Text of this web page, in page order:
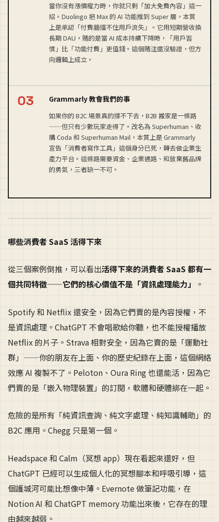
當你沒有漲價權力時，你就只剩「加大免費內容」這一
招。Duolingo 把 Max 的 AI 功能推到 Super 層，本質
上是承認「付費牆擋不住用戶流失」。它用短期營收換
長期 DAU，賭的是當 AI 成本持續下降時，「用戶習
慣」比「功能付費」更值錢。這個賭注還沒驗證，但方
向邏輯上成立。
Grammarly 教會我們的事
如果你的 B2C 場景真的撐不下去，B2B 搬家是一條路
——但只有少數玩家走得了。改名為 Superhuman、收
購 Coda 和 Superhuman Mail，本質上是 Grammarly
宣告「消費者寫作工具」這個身分已死，轉去做企業生
產力平台。這條路需要資金、企業通路、和放棄舊品牌
的勇氣，三者缺一不可。
哪些消費者 SaaS 活得下來
從三個案例倒推，可以看出活得下來的消費者 SaaS 都有一
個共同特徵——它們的核心價值不是「資訊處理能力」
。
Spotify 和 Netflix 還安全，因為它們賣的是內容授權，不
是資訊處理。ChatGPT 不會唱歌給你聽，也不能授權播放
Netflix 的片子。Strava 相對安全，因為它賣的是「運動社
群」——你的朋友在上面、你的歷史紀錄在上面，這個網絡
效應 AI 複製不了。Peloton、Oura Ring 也還能活，因為它
們賣的是「嵌入物理裝置」的訂閱，軟體和硬體綁在一起。
危險的是所有「純資訊查詢、純文字處理、純知識輔助」的
B2C 應用。Chegg 只是第一個。
Headspace 和 Calm（冥想 app）現在看起來還好，但
ChatGPT 已經可以生成個人化的冥想腳本和呼吸引導，這
個護城河可能比想像中薄。Evernote 做筆記功能，在
Notion AI 和 ChatGPT memory 功能出來後，它存在的理
由越來越弱。